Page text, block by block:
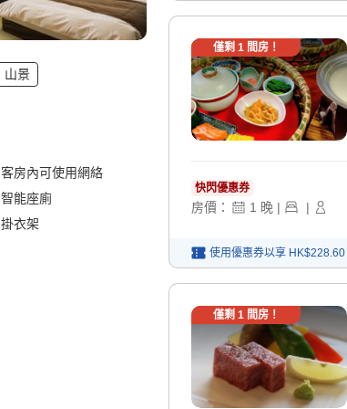
山景
客房內可使用網絡
智能座廁
掛衣架
僅剩 1 間房！
快閃優惠券
房價： 1 晚 | |
使用優惠券以享 HK$228.60
僅剩 1 間房！